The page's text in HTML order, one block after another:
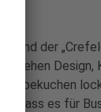
und der
stehen Design,
dass es für